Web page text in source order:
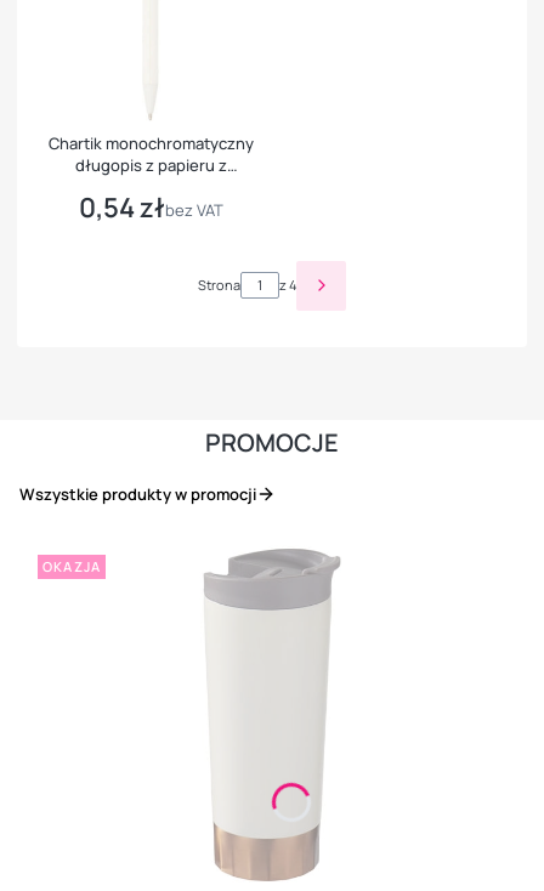
Chartik monochromatyczny
długopis z papieru z
wykończeniem, czarny tusz
Cena
0,54 złbez VAT
Strona z 4
PROMOCJE
Wszystkie produkty w promocji
OKAZJA